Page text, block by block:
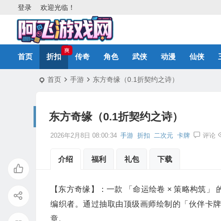
欢迎光临！
登录
首页 折扣
爽
传奇 角色 武侠 动漫 仙侠
首页 手游 东方奇缘（0.1折契约之诗）
东方奇缘（0.1折契约之诗）
2026年2月8日 08:00:34 手游 折扣 二次元 卡牌 评论
介绍 福利 礼包 下载
【东方奇缘】：一款 「命运绘卷 × 策略构筑
编织者。通过抽取由顶级画师绘制的「伙伴卡
章。